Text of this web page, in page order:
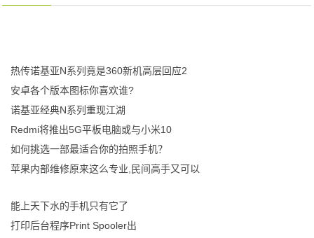
热传诺基亚N系列竟是360新机高层回应2
安卓各个版本图标你喜欢谁?
诺基亚经典N系列重现江湖
Redmi将推出5G平板电脑或与小米10
如何挑选一部最适合你的拍照手机？
苹果内部维修原来这么专业,民间高手又可以
能上天下水的手机只有它了
打印后台程序Print Spooler出